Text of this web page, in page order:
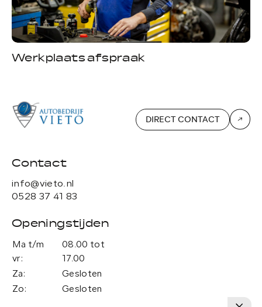
Werkplaats afspraak
DIRECT CONTACT
Contact
info@vieto.nl
0528 37 41 83
Openingstijden
Ma t/m
vr:
08.00 tot
17.00
Za:
Gesloten
Zo:
Gesloten